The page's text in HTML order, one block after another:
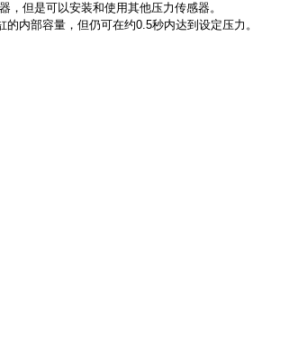
，但是可以安装和使用其他压力传感器。
内部容量，但仍可在约0.5秒内达到设定压力。